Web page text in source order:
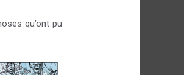
qu’ont pu